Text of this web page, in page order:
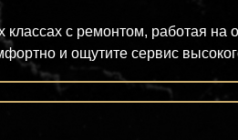
с ремонтом, работая на
и ощутите сервис